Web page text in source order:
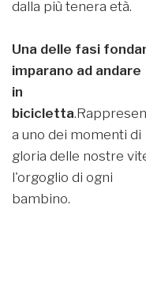
dalla più tenera età.
Una delle fasi
imparano ad andare
in
bicicletta
a uno dei momenti di
gloria delle nostre
l'orgoglio di ogni
bambino.